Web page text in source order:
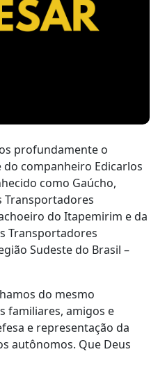
profundamente o
companheiro Edicarlos
como Gaúcho,
Transportadores
do Itapemirim e da
Transportadores
Sudeste do Brasil –
do mesmo
familiares, amigos e
e representação da
autônomos. Que Deus